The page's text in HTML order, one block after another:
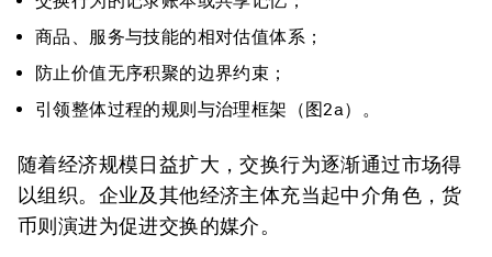
商品、服务与技能的相对估值体系；
防止价值无序积聚的边界约束；
引领整体过程的规则与治理框架（图2a）。
随着经济规模日益扩大，交换行为逐渐通过市场得
以组织。企业及其他经济主体充当起中介角色，货
币则演进为促进交换的媒介。